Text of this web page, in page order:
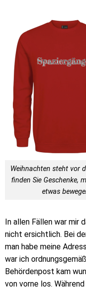
Weihnachten steht vor
finden Sie Geschenke,
etwas
In allen Fällen war mir
nicht ersichtlich. Bei
man habe meine
war ich
Behördenpost kam
von vorne los.